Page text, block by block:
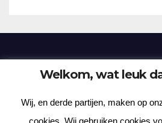
Frenzy
Korte verhalen, kortere
Welkom, wat leuk
Wij, en derde partijen, maken op
cookies. Wij gebruiken cookies